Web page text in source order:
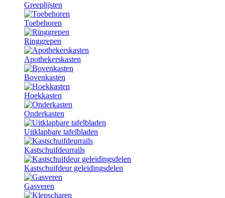
Greeplijsten
Toebehoren
Ringgrepen
Apothekerskasten
Bovenkasten
Hoekkasten
Onderkasten
Uitklapbare tafelbladen
Kastschuifdeurrails
Kastschuifdeur geleidingsdelen
Gasveren